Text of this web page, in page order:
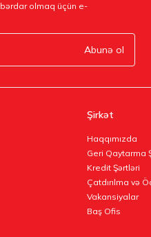
olmaq üçün e-
Abunə ol
Şirkət
Haqqımızda
Geri Qaytarma
Kredit Şərtləri
Çatdırılma və
Vakansiyalar
Baş Ofis